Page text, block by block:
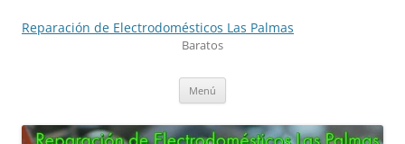
contenido
Reparación de Electrodomésticos Las Palmas
Baratos
Menú